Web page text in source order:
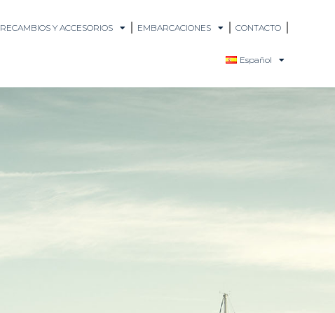
RECAMBIOS Y ACCESORIOS EMBARCACIONES CONTACTO
Español